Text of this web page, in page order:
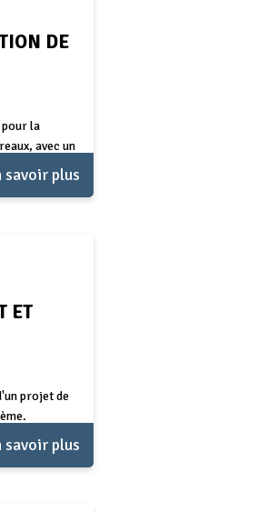
DE
la
avec un
savoir plus
ET
projet de
savoir plus